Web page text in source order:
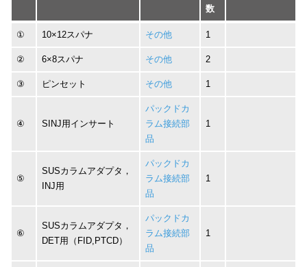
数
① 10×12スパナ その他 1
② 6×8スパナ その他 2
③ ピンセット その他 1
④ SINJ用インサート
パックドカ
ラム接続部
品
1
⑤
SUSカラムアダプタ，
INJ用
パックドカ
ラム接続部
品
1
⑥
SUSカラムアダプタ，
DET用（FID,PTCD）
パックドカ
ラム接続部
品
1